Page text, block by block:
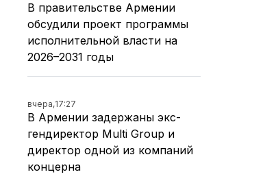
В правительстве Армении
обсудили проект программы
исполнительной власти на
2026–2031 годы
вчера,17:27
В Армении задержаны экс-
гендиректор Multi Group и
директор одной из компаний
концерна